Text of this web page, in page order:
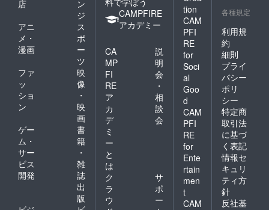
店
ン
ジ
アニ
メ・
漫画
ス
ポ
ー
ツ
ファ
ッ
ショ
ン
映
像
・
映
画
ゲー
ム・
サー
ビス
開発
書
籍
・
雑
誌
出
版
CAMPFIRE
アカデミー
CA
MP
FI
RE
ア
カ
デ
ミ
ー
と
は
説
明
会
・
相
談
会
ク
ラ
ウ
サ
ポ
ー
tion
CAM
PFI
RE
for
Soci
al
Goo
d
CAM
PFI
RE
for
Ente
rtain
men
t
CAM
各種規定
利用規
約
細則
プライ
バシー
ポリ
シー
特定商
取引法
に基づ
く表記
情報セ
キュリ
ティ方
針
反社基